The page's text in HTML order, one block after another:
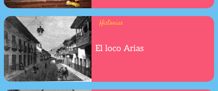
Historias
El loco Arias